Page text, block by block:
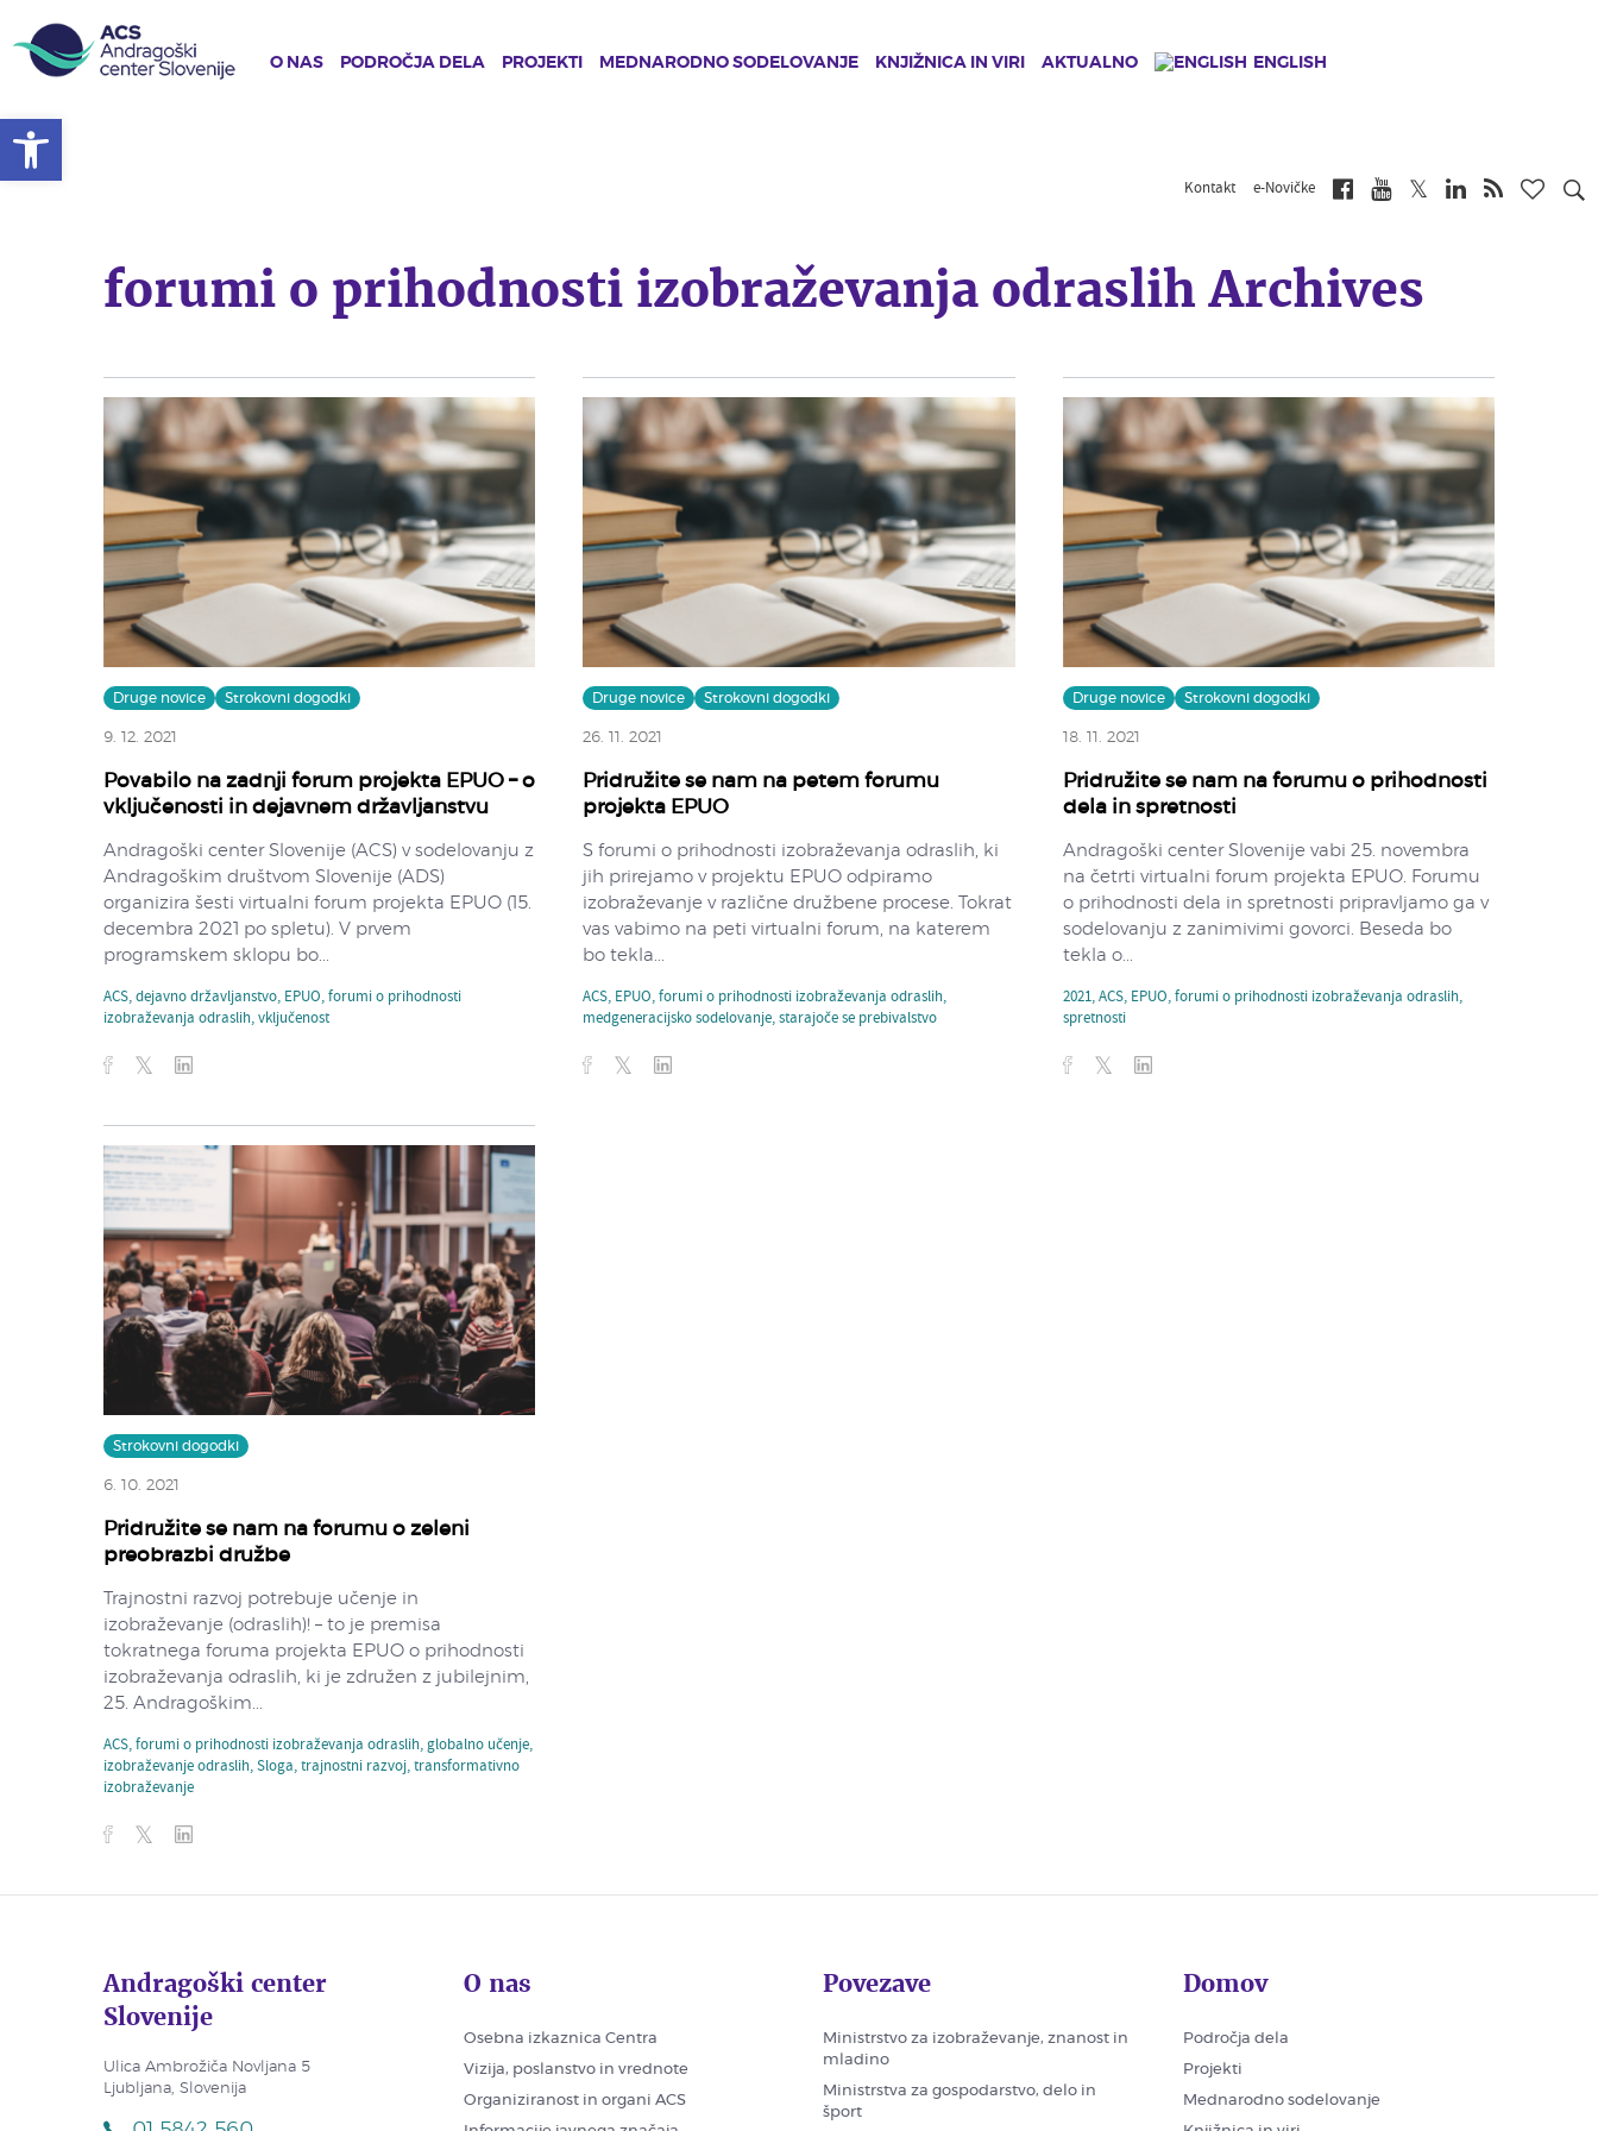
O NAS PODROČJA DELA PROJEKTI MEDNARODNO SODELOVANJE KNJIŽNICA IN VIRI AKTUALNO ENGLISH
Kontakt e-Novičke
forumi o prihodnosti izobraževanja odraslih Archives
Druge novice Strokovni dogodki
9. 12. 2021
Povabilo na zadnji forum projekta EPUO – o
vključenosti in dejavnem državljanstvu
Andragoški center Slovenije (ACS) v sodelovanju z
Andragoškim društvom Slovenije (ADS)
organizira šesti virtualni forum projekta EPUO (15.
decembra 2021 po spletu). V prvem
programskem sklopu bo...
ACS,dejavno državljanstvo, EPUO,forumi o prihodnosti
izobraževanja odraslih,vključenost
Druge novice Strokovni dogodki
26. 11. 2021
Pridružite se nam na petem forumu
projekta EPUO
S forumi o prihodnosti izobraževanja odraslih, ki
jih prirejamo v projektu EPUO odpiramo
izobraževanje v različne družbene procese. Tokrat
vas vabimo na peti virtualni forum, na katerem
bo tekla...
ACS, EPUO,forumi o prihodnosti izobraževanja odraslih,
medgeneracijsko sodelovanje,starajoče se prebivalstvo
Druge novice Strokovni dogodki
18. 11. 2021
Pridružite se nam na forumu o prihodnosti
dela in spretnosti
Andragoški center Slovenije vabi 25. novembra
na četrti virtualni forum projekta EPUO. Forumu
o prihodnosti dela in spretnosti pripravljamo ga v
sodelovanju z zanimivimi govorci. Beseda bo
tekla o...
2021,ACS, EPUO,forumi o prihodnosti izobraževanja odraslih,
spretnosti
Strokovni dogodki
6. 10. 2021
Pridružite se nam na forumu o zeleni
preobrazbi družbe
Trajnostni razvoj potrebuje učenje in
izobraževanje (odraslih)! – to je premisa
tokratnega foruma projekta EPUO o prihodnosti
izobraževanja odraslih, ki je združen z jubilejnim,
25. Andragoškim...
ACS,forumi o prihodnosti izobraževanja odraslih,globalno učenje,
izobraževanje odraslih,Sloga,trajnostni razvoj,transformativno
izobraževanje
Andragoški center
Slovenije
Ulica Ambrožiča Novljana 5
Ljubljana, Slovenija
O nas
Osebna izkaznica Centra
Vizija, poslanstvo in vrednote
Organiziranost in organi ACS
Povezave
Ministrstvo za izobraževanje, znanost in
mladino
Ministrstva za gospodarstvo, delo in
šport
Domov
Področja dela
Projekti
Mednarodno sodelovanje
Open toolbar